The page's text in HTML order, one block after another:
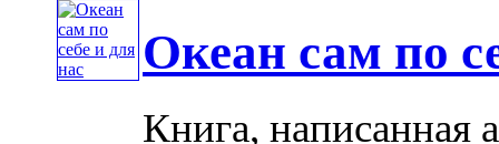
Океан сам по
Книга, написанная